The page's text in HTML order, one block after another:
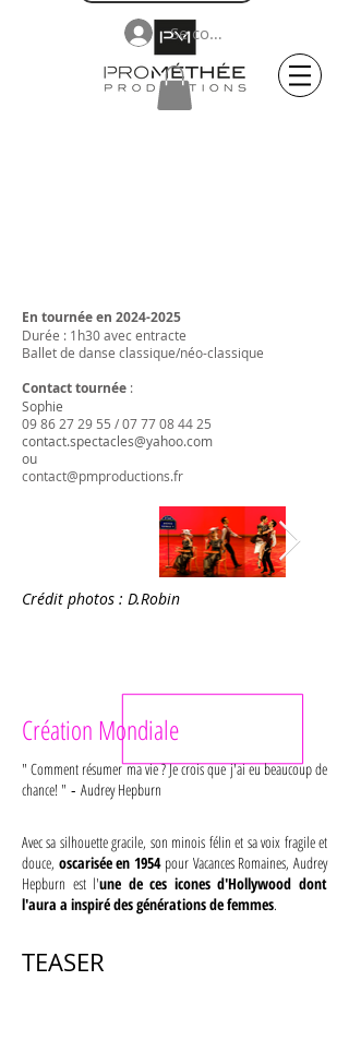
Se connecter
En tournée en 2024-2025
Durée : 1h30 avec entracte
Ballet de danse classique/néo-classique
Contacttournée :
Sophie
09 86 27 29 55 /07 77 08 44 25
contact.spectacles@yahoo.com
ou
contact@pmproductions.fr
Crédit photos : D.Robin
Création Mondiale
" Comment résumer ma vie ? Je crois que j'ai eu beaucoup de
chance! " - Audrey Hepburn
Avec sa silhouette gracile, son minois félin et sa voix fragile et
douce, oscarisée en 1954pour Vacances Romaines, Audrey
Hepburn est l'une de ces icones d'Hollywood dont
l'aura a inspiré des générations de femmes.
TEASER